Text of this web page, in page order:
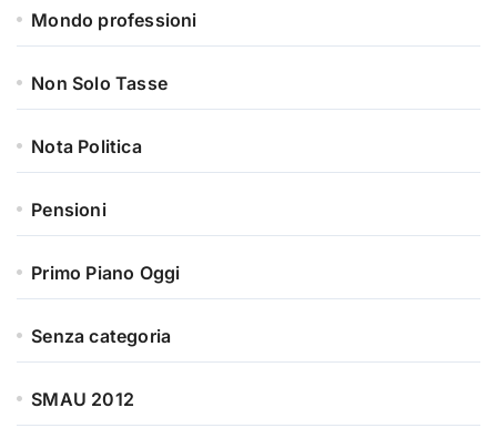
Mondo professioni
Non Solo Tasse
Nota Politica
Pensioni
Primo Piano Oggi
Senza categoria
SMAU 2012